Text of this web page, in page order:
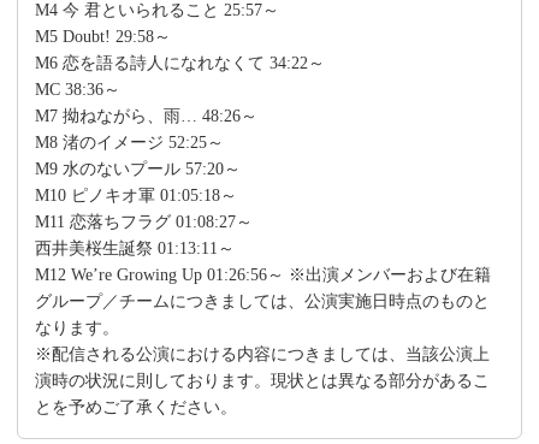
M4 今 君といられること 25:57～
M5 Doubt! 29:58～
M6 恋を語る詩人になれなくて 34:22～
MC 38:36～
M7 拗ねながら、雨… 48:26～
M8 渚のイメージ 52:25～
M9 水のないプール 57:20～
M10 ピノキオ軍 01:05:18～
M11 恋落ちフラグ 01:08:27～
西井美桜生誕祭 01:13:11～
M12 We’re Growing Up 01:26:56～ ※出演メンバーおよび在籍
グループ／チームにつきましては、公演実施日時点のものと
なります。
※配信される公演における内容につきましては、当該公演上
演時の状況に則しております。現状とは異なる部分があるこ
とを予めご了承ください。